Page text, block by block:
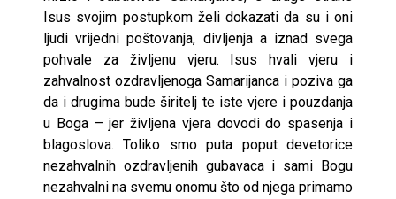
Isus svojim postupkom želi dokazati da su i oni
ljudi vrijedni poštovanja, divljenja a iznad svega
pohvale za življenu vjeru. Isus hvali vjeru i
zahvalnost ozdravljenoga Samarijanca i poziva ga
da i drugima bude širitelj te iste vjere i pouzdanja
u Boga – jer življena vjera dovodi do spasenja i
blagoslova. Toliko smo puta poput devetorice
nezahvalnih ozdravljenih gubavaca i sami Bogu
nezahvalni na svemu onomu što od njega primamo